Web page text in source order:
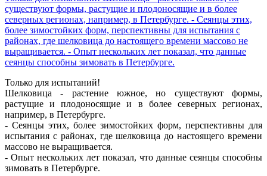
Только для испытаний!
Шелковица - растение южное, но существуют формы,
растущие и плодоносящие и в более северных регионах,
например, в Петербурге.
- Сеянцы этих, более зимостойких форм, перспективны для
испытания с районах, где шелковица до настоящего времени
массово не выращивается.
- Опыт нескольких лет показал, что данные сеянцы способны
зимовать в Петербурге.